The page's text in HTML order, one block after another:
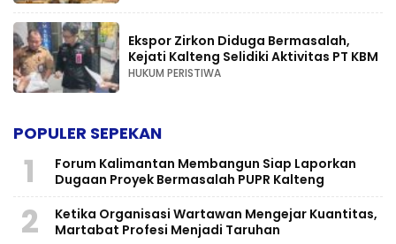
Ekspor Zirkon Diduga Bermasalah,
Kejati Kalteng Selidiki Aktivitas PT KBM
HUKUM PERISTIWA
POPULER SEPEKAN
1
Forum Kalimantan Membangun Siap Laporkan
Dugaan Proyek Bermasalah PUPR Kalteng
2
Ketika Organisasi Wartawan Mengejar Kuantitas,
Martabat Profesi Menjadi Taruhan